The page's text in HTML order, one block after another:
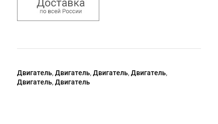
Двигатель, Двигатель, Двигатель, Двигатель,
Двигатель, Двигатель